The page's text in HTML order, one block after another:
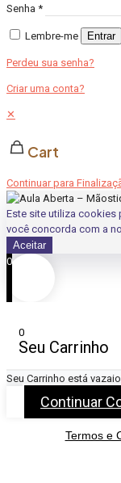
Senha *
Lembre-me Entrar
Perdeu sua senha?
Criar uma conta?
✕
Cart
Continuar para
Este site utiliza cookies
você concorda com a
Aceitar
0
0
Seu Carrinho
Seu Carrinho está vazaio
Continuar
Termos e